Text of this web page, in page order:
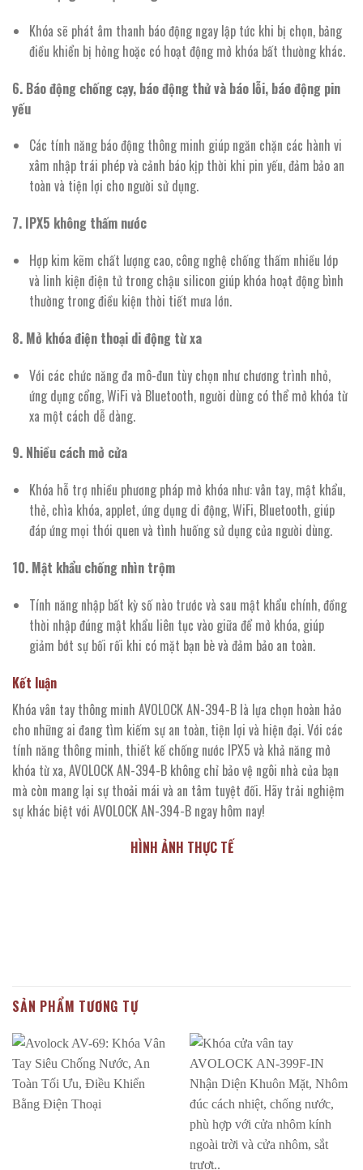
Khóa sẽ phát âm thanh báo động ngay lập tức khi bị chọn, bảng
điều khiển bị hỏng hoặc có hoạt động mở khóa bất thường khác.
6. Báo động chống cạy, báo động thử và báo lỗi, báo động pin
yếu
Các tính năng báo động thông minh giúp ngăn chặn các hành vi
xâm nhập trái phép và cảnh báo kịp thời khi pin yếu, đảm bảo an
toàn và tiện lợi cho người sử dụng.
7. IPX5 không thấm nước
Hợp kim kẽm chất lượng cao, công nghệ chống thấm nhiều lớp
và linh kiện điện tử trong chậu silicon giúp khóa hoạt động bình
thường trong điều kiện thời tiết mưa lớn.
8. Mở khóa điện thoại di động từ xa
Với các chức năng đa mô-đun tùy chọn như chương trình nhỏ,
ứng dụng cổng, WiFi và Bluetooth, người dùng có thể mở khóa từ
xa một cách dễ dàng.
9. Nhiều cách mở cửa
Khóa hỗ trợ nhiều phương pháp mở khóa như: vân tay, mật khẩu,
thẻ, chìa khóa, applet, ứng dụng di động, WiFi, Bluetooth, giúp
đáp ứng mọi thói quen và tình huống sử dụng của người dùng.
10. Mật khẩu chống nhìn trộm
Tính năng nhập bất kỳ số nào trước và sau mật khẩu chính, đồng
thời nhập đúng mật khẩu liên tục vào giữa để mở khóa, giúp
giảm bớt sự bối rối khi có mặt bạn bè và đảm bảo an toàn.
Kết luận
Khóa vân tay thông minh AVOLOCK AN-394-B là lựa chọn hoàn hảo
cho những ai đang tìm kiếm sự an toàn, tiện lợi và hiện đại. Với các
tính năng thông minh, thiết kế chống nước IPX5 và khả năng mở
khóa từ xa, AVOLOCK AN-394-B không chỉ bảo vệ ngôi nhà của bạn
mà còn mang lại sự thoải mái và an tâm tuyệt đối. Hãy trải nghiệm
sự khác biệt với AVOLOCK AN-394-B ngay hôm nay!
HÌNH ẢNH THỰC TẾ
SẢN PHẨM TƯƠNG TỰ